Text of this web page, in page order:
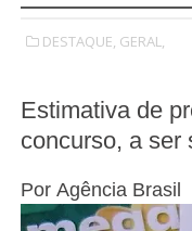
DESTAQUE, GERAL,
Estimativa de
concurso, a ser
Por Agência Brasil